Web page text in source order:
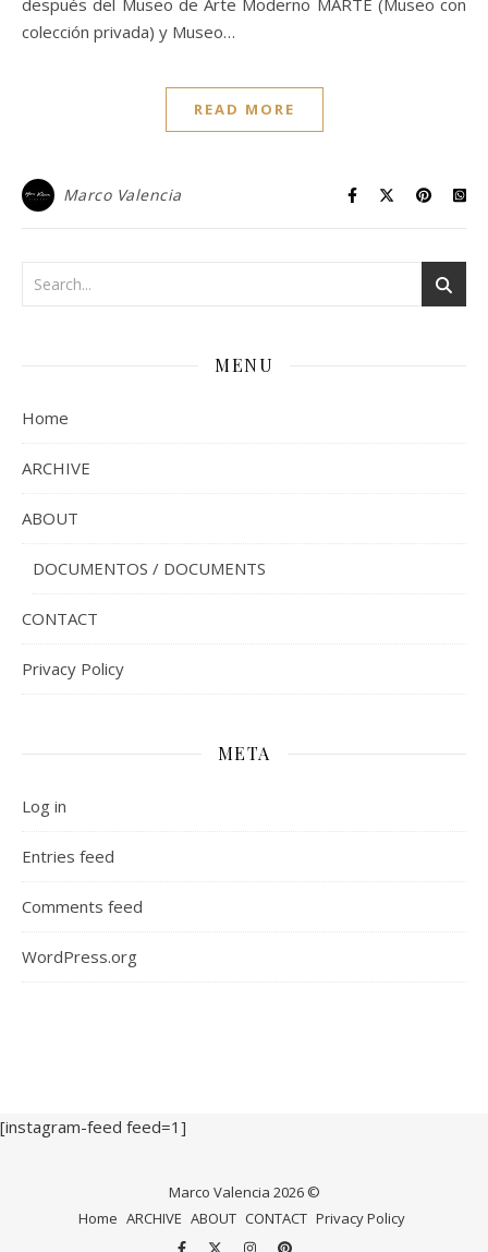
colección privada) y Museo…
READ MORE
Marco Valencia
MENU
Home
ARCHIVE
ABOUT
DOCUMENTOS / DOCUMENTS
CONTACT
Privacy Policy
META
Log in
Entries feed
Comments feed
WordPress.org
[instagram-feed feed=1]
Marco Valencia 2026 ©
Home ARCHIVE ABOUT CONTACT Privacy Policy